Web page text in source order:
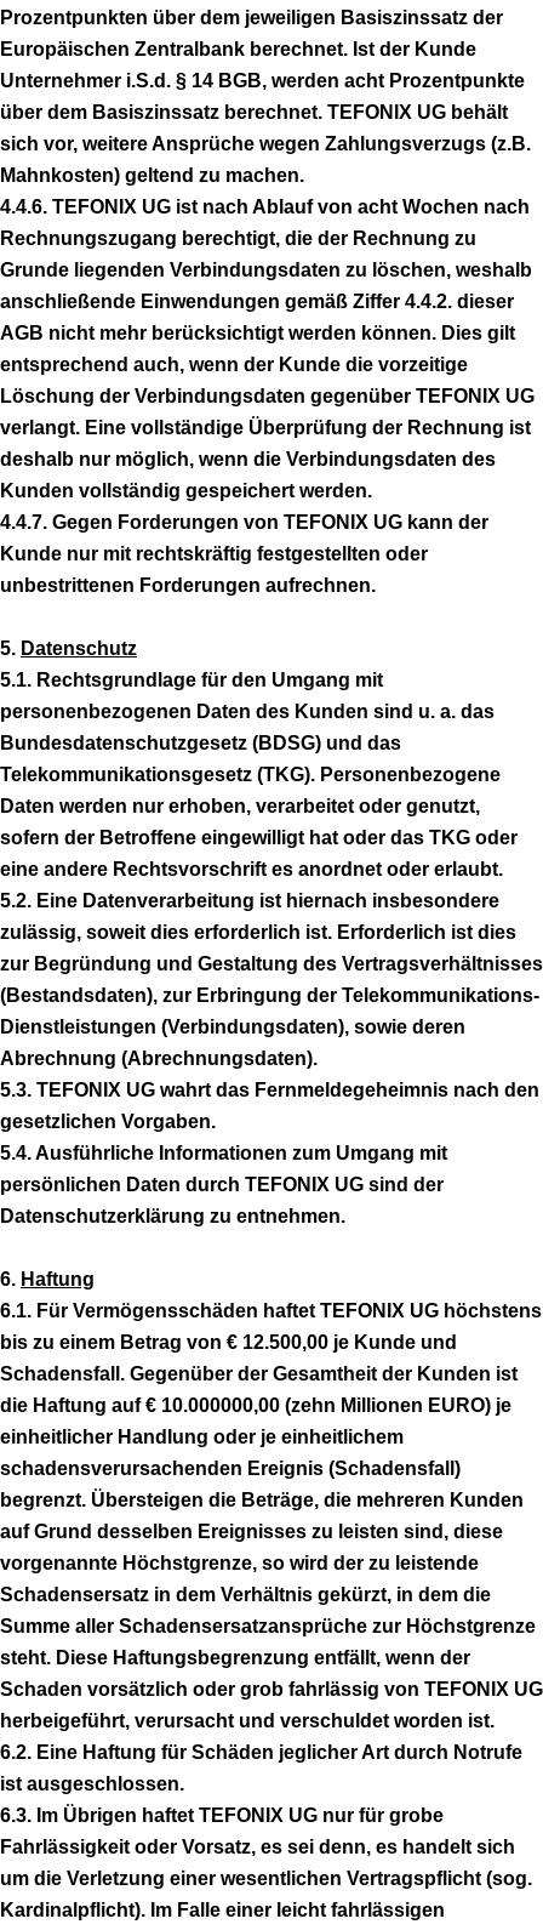
Prozentpunkten über dem jeweiligen Basiszinssatz der
Europäischen Zentralbank berechnet. Ist der Kunde
Unternehmer i.S.d. § 14 BGB, werden acht Prozentpunkte
über dem Basiszinssatz berechnet. TEFONIX UG behält
sich vor, weitere Ansprüche wegen Zahlungsverzugs (z.B.
Mahnkosten) geltend zu machen.
4.4.6. TEFONIX UG ist nach Ablauf von acht Wochen nach
Rechnungszugang berechtigt, die der Rechnung zu
Grunde liegenden Verbindungsdaten zu löschen, weshalb
anschließende Einwendungen gemäß Ziffer 4.4.2. dieser
AGB nicht mehr berücksichtigt werden können. Dies gilt
entsprechend auch, wenn der Kunde die vorzeitige
Löschung der Verbindungsdaten gegenüber TEFONIX UG
verlangt. Eine vollständige Überprüfung der Rechnung ist
deshalb nur möglich, wenn die Verbindungsdaten des
Kunden vollständig gespeichert werden.
4.4.7. Gegen Forderungen von TEFONIX UG kann der
Kunde nur mit rechtskräftig festgestellten oder
unbestrittenen Forderungen aufrechnen.
5. Datenschutz
5.1. Rechtsgrundlage für den Umgang mit
personenbezogenen Daten des Kunden sind u. a. das
Bundesdatenschutzgesetz (BDSG) und das
Telekommunikationsgesetz (TKG). Personenbezogene
Daten werden nur erhoben, verarbeitet oder genutzt,
sofern der Betroffene eingewilligt hat oder das TKG oder
eine andere Rechtsvorschrift es anordnet oder erlaubt.
5.2. Eine Datenverarbeitung ist hiernach insbesondere
zulässig, soweit dies erforderlich ist. Erforderlich ist dies
zur Begründung und Gestaltung des Vertragsverhältnisses
(Bestandsdaten), zur Erbringung der Telekommunikations-
Dienstleistungen (Verbindungsdaten), sowie deren
Abrechnung (Abrechnungsdaten).
5.3. TEFONIX UG wahrt das Fernmeldegeheimnis nach den
gesetzlichen Vorgaben.
5.4. Ausführliche Informationen zum Umgang mit
persönlichen Daten durch TEFONIX UG sind der
Datenschutzerklärung zu entnehmen.
6. Haftung
6.1. Für Vermögensschäden haftet TEFONIX UG höchstens
bis zu einem Betrag von € 12.500,00 je Kunde und
Schadensfall. Gegenüber der Gesamtheit der Kunden ist
die Haftung auf € 10.000000,00 (zehn Millionen EURO) je
einheitlicher Handlung oder je einheitlichem
schadensverursachenden Ereignis (Schadensfall)
begrenzt. Übersteigen die Beträge, die mehreren Kunden
auf Grund desselben Ereignisses zu leisten sind, diese
vorgenannte Höchstgrenze, so wird der zu leistende
Schadensersatz in dem Verhältnis gekürzt, in dem die
Summe aller Schadensersatzansprüche zur Höchstgrenze
steht. Diese Haftungsbegrenzung entfällt, wenn der
Schaden vorsätzlich oder grob fahrlässig von TEFONIX UG
herbeigeführt, verursacht und verschuldet worden ist.
6.2. Eine Haftung für Schäden jeglicher Art durch Notrufe
ist ausgeschlossen.
6.3. Im Übrigen haftet TEFONIX UG nur für grobe
Fahrlässigkeit oder Vorsatz, es sei denn, es handelt sich
um die Verletzung einer wesentlichen Vertragspflicht (sog.
Kardinalpflicht). Im Falle einer leicht fahrlässigen